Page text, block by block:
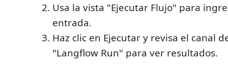
Usa la vista "Ejecutar Flujo" para
entrada.
Haz clic en Ejecutar y revisa el canal
"Langflow Run" para ver resultados.